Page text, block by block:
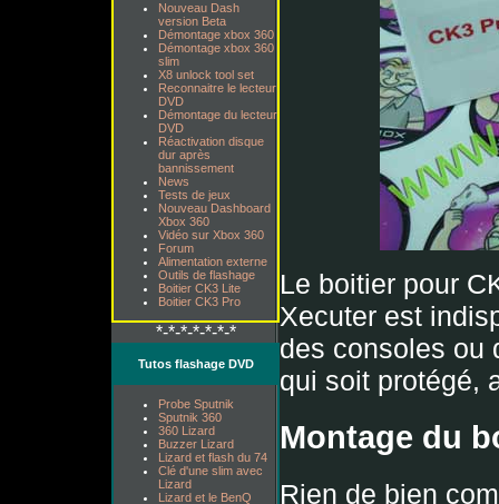
Nouveau Dash
version Beta
Démontage xbox 360
Démontage xbox 360
slim
X8 unlock tool set
Reconnaitre le lecteur
DVD
Démontage du lecteur
DVD
Réactivation disque
dur après
bannissement
News
Tests de jeux
Nouveau Dashboard
Xbox 360
Vidéo sur Xbox 360
Forum
Alimentation externe
Outils de flashage
Boitier CK3 Lite
Boitier CK3 Pro
*-*-*-*-*-*-*
Tutos flashage DVD
Probe Sputnik
Sputnik 360
360 Lizard
Buzzer Lizard
Lizard et flash du 74
Clé d'une slim avec
Lizard
Lizard et le BenQ
Le boitier pour
Xecuter est
des consoles ou
qui soit protégé,
Montage du
Rien de bien